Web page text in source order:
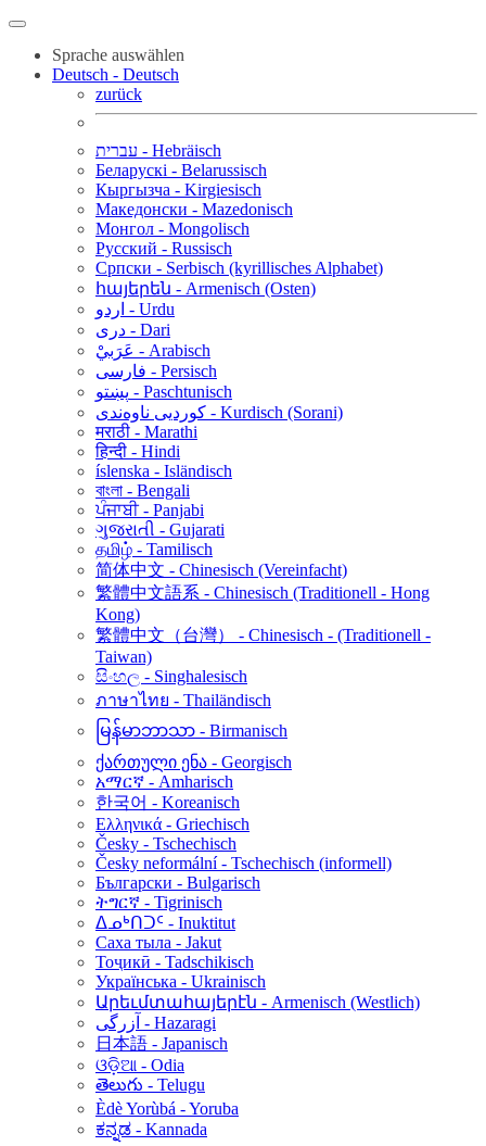
Sprache auswählen
Deutsch - Deutsch
zurück
עברית - Hebräisch
Беларускі - Belarussisch
Кыргызча - Kirgiesisch
Македонски - Mazedonisch
Монгол - Mongolisch
Русский - Russisch
Српски - Serbisch (kyrillisches Alphabet)
հայերեն - Armenisch (Osten)
اردو - Urdu
دری - Dari
عَرَبيْ - Arabisch
فارسی - Persisch
پښتو - Paschtunisch
کوردیی ناوەندی - Kurdisch (Sorani)
मराठी - Marathi
हिन्दी - Hindi
íslenska - Isländisch
বাংলা - Bengali
ਪੰਜਾਬੀ - Panjabi
ગુજરાતી - Gujarati
தமிழ் - Tamilisch
简体中文 - Chinesisch (Vereinfacht)
繁體中文語系 - Chinesisch (Traditionell - Hong
Kong)
繁體中文（台灣） - Chinesisch - (Traditionell -
Taiwan)
සිංහල - Singhalesisch
ภาษาไทย - Thailändisch
မြန်မာဘာသာ - Birmanisch
ქართული ენა - Georgisch
አማርኛ - Amharisch
한국어 - Koreanisch
Ελληνικά - Griechisch
Česky - Tschechisch
Česky neformální - Tschechisch (informell)
Български - Bulgarisch
ትግርኛ - Tigrinisch
ᐃᓄᒃᑎᑐᑦ - Inuktitut
Саха тыла - Jakut
Тоҷикӣ - Tadschikisch
Українська - Ukrainisch
Արեւմտահայերէն - Armenisch (Westlich)
آزرگی - Hazaragi
日本語 - Japanisch
ଓଡ଼ିଆ - Odia
తెలుగు - Telugu
Èdè Yorùbá - Yoruba
ಕನ್ನಡ - Kannada